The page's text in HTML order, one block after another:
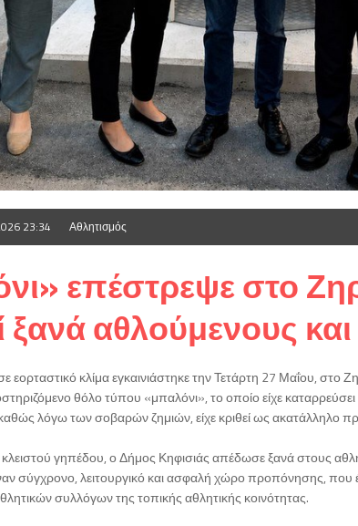
23:34 Αθλητισμός
επέστρεψε στο
ξανά αθλούμενους
εορταστικό κλίμα εγκαινιάστηκε την Τετάρτη 27 Μαΐου, στο
θόλο τύπου «μπαλόνι», το οποίο είχε
λόγω των σοβαρών ζημιών, είχε κριθεί ως ακατάλληλο
γηπέδου, ο Δήμος Κηφισιάς απέδωσε ξανά στους
σύγχρονο, λειτουργικό και ασφαλή χώρο προπόνησης, που
συλλόγων της τοπικής αθλητικής κοινότητας.